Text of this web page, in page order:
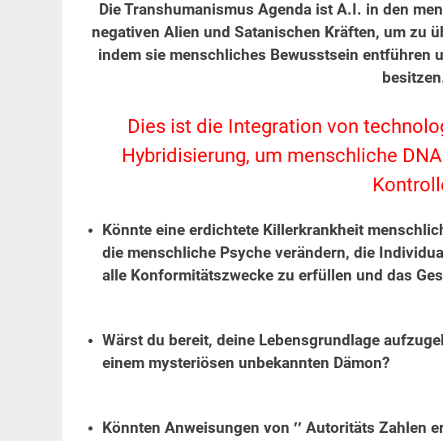
Die Transhumanismus Agenda ist A.I. in den
negativen Alien und Satanischen Kräften, um zu
indem sie menschliches Bewusstsein entführen
Dies ist die Integration von
Hybridisierung, um menschliche
Könnte eine erdichtete Killerkrankheit
die menschliche Psyche verändern, die
alle Konformitätszwecke zu erfüllen und das
Wärst du bereit, deine Lebensgrundlage
einem mysteriösen unbekannten Dämon?
Könnten Anweisungen von ′′ Autoritäts